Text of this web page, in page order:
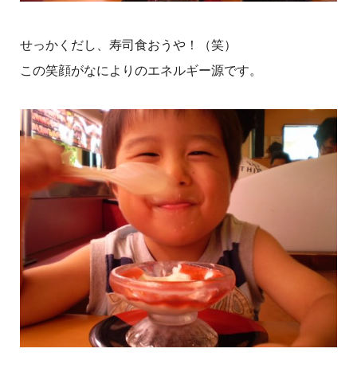
せっかくだし、寿司食おうや！（笑）
この笑顔がなによりのエネルギー源です。